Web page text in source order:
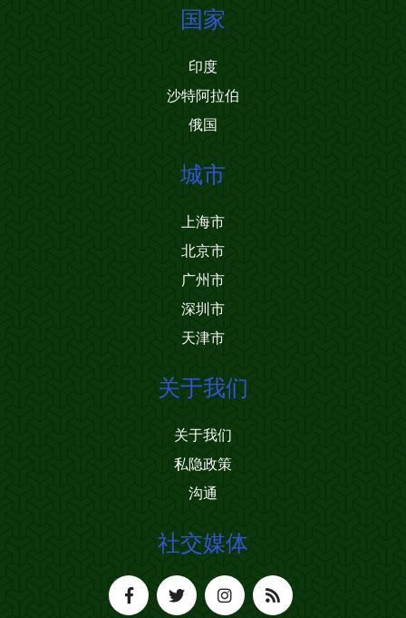
国家
印度
沙特阿拉伯
俄国
城市
上海市
北京市
广州市
深圳市
天津市
关于我们
关于我们
私隐政策
沟通
社交媒体